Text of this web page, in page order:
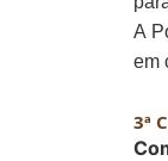
A
em
3ª